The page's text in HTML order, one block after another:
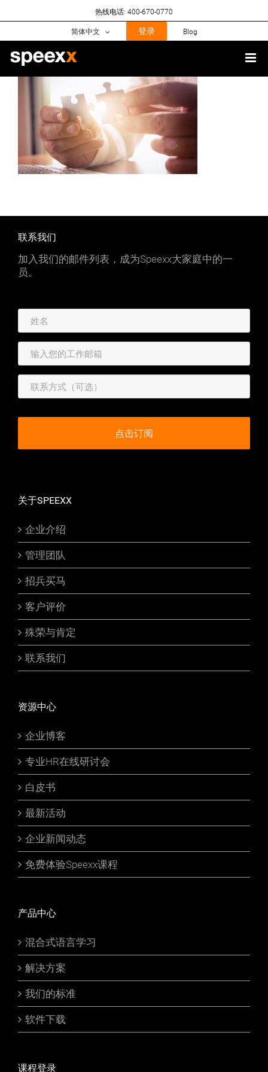
to
热线电话: 400-670-0770
简体中文 登录 Blog
联系我们
加入我们的邮件列表，成为Speexx大家庭中的一
员。
关于SPEEXX
企业介绍
管理团队
招兵买马
客户评价
殊荣与肯定
联系我们
资源中心
企业博客
专业HR在线研讨会
白皮书
最新活动
企业新闻动态
免费体验Speexx课程
产品中心
混合式语言学习
解决方案
我们的标准
软件下载
课程登录